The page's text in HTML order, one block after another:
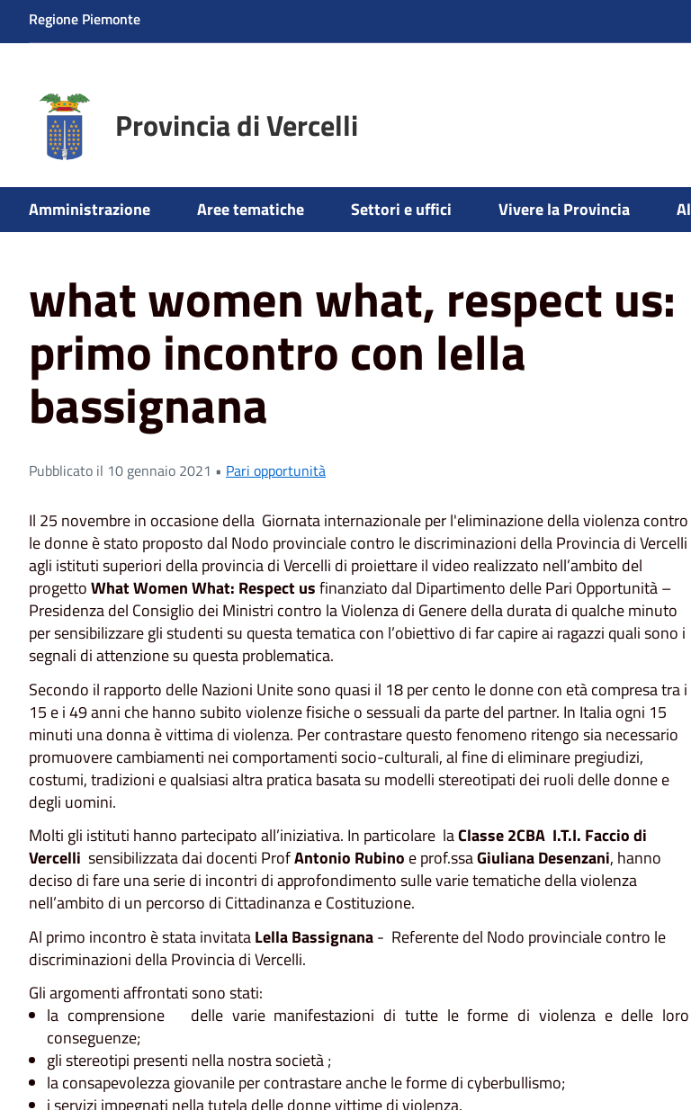
Regione Piemonte
Provincia di Vercelli
Amministrazione Aree tematiche Settori e uffici Vivere la Provincia
Home News what women what, respect us: primo incontro con lella bassignana
what women what, respect us:
primo incontro con lella
bassignana
Pubblicato il 10 gennaio 2021 • Pari opportunità
Il 25 novembre in occasione della Giornata internazionale per l'eliminazione della violenza contro
le donne è stato proposto dal Nodo provinciale contro le discriminazioni della Provincia di Vercelli
agli istituti superiori della provincia di Vercelli di proiettare il video realizzato nell’ambito del
progettoWhat Women What: Respect usfinanziato dal Dipartimento delle Pari Opportunità –
Presidenza del Consiglio dei Ministri contro la Violenza di Genere della durata di qualche minuto
per sensibilizzare gli studenti su questa tematica con l’obiettivo di far capire ai ragazzi quali sono i
segnali di attenzione su questa problematica.
Secondo il rapporto delle Nazioni Unite sono quasi il 18 per cento le donne con età compresa tra i
15 e i 49 anni che hanno subito violenze fisiche o sessuali da parte del partner. In Italia ogni 15
minuti una donna è vittima di violenza. Per contrastare questo fenomeno ritengo sia necessario
promuovere cambiamenti nei comportamenti socio-culturali, al fine di eliminare pregiudizi,
costumi, tradizioni e qualsiasi altra pratica basata su modelli stereotipati dei ruoli delle donne e
degli uomini.
Molti gli istituti hanno partecipato all’iniziativa. In particolare laClasse 2CBA I.T.I. Faccio di
Vercelli sensibilizzata dai docenti ProfAntonio Rubino e prof.ssaGiuliana Desenzani, hanno
deciso di fare una serie di incontri di approfondimento sulle varie tematiche della violenza
nell’ambito di un percorso di Cittadinanza e Costituzione.
Al primo incontro è stata invitataLella Bassignana- Referente del Nodo provinciale contro le
discriminazioni della Provincia di Vercelli.
Gli argomenti affrontati sono stati:
la comprensione delle varie manifestazioni di tutte le forme di violenza e delle loro
conseguenze;
gli stereotipi presenti nella nostra società ;
la consapevolezza giovanile per contrastare anche le forme di cyberbullismo;